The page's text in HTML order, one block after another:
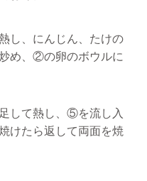
し、にんじん、たけの
め、②の卵のボウルに
して熱し、⑤を流し入
けたら返して両面を焼